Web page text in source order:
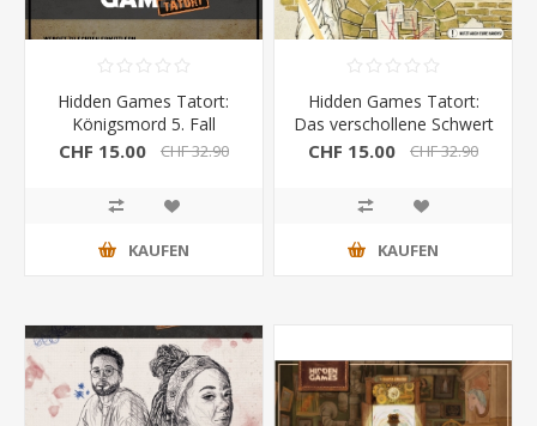
Hidden Games Tatort:
Königsmord 5. Fall
CHF 15.00 CHF 32.90
KAUFEN
Hidden Games Tatort:
Das verschollene Schwert
7.Fall
CHF 15.00 CHF 32.90
KAUFEN